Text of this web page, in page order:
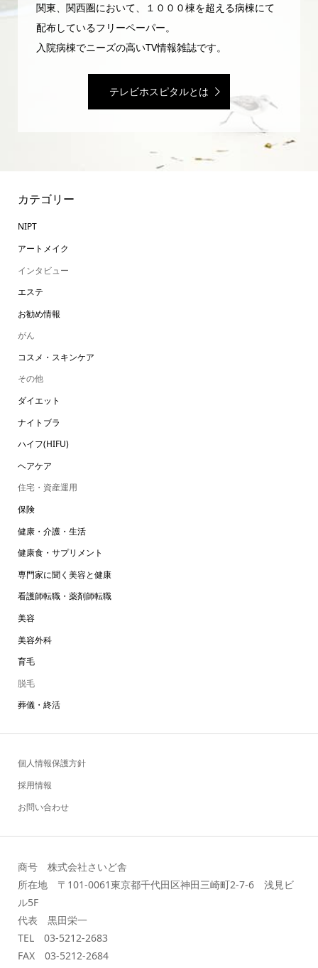
関東、関西圏において、１０００棟を超える病棟にて
配布しているフリーペーパー。
入院病棟でニーズの高いTV情報雑誌です。
テレビホスピタルとは
カテゴリー
NIPT
アートメイク
インタビュー
エステ
お勧め情報
がん
コスメ・スキンケア
その他
ダイエット
ナイトブラ
ハイフ(HIFU)
ヘアケア
住宅・資産運用
保険
健康・介護・生活
健康食・サプリメント
専門家に聞く美容と健康
看護師転職・薬剤師転職
美容
美容外科
育毛
脱毛
葬儀・終活
個人情報保護方針
採用情報
お問い合わせ
商号 株式会社さいど舎
所在地 〒101-0061東京都千代田区神田三崎町2-7-6 浅見ビ
ル5F
代表 黒田栄一
TEL 03-5212-2683
FAX 03-5212-2684